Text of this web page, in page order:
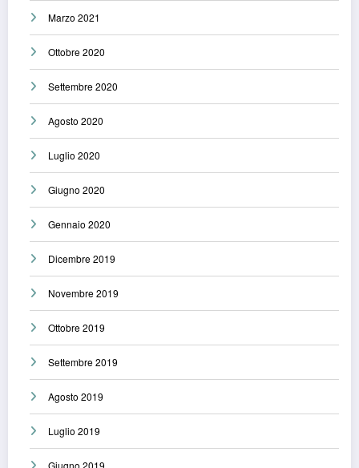
Marzo 2021
Ottobre 2020
Settembre 2020
Agosto 2020
Luglio 2020
Giugno 2020
Gennaio 2020
Dicembre 2019
Novembre 2019
Ottobre 2019
Settembre 2019
Agosto 2019
Luglio 2019
Giugno 2019